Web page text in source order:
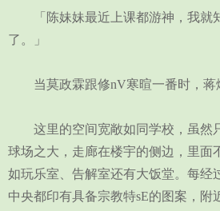
「陈妹妹最近上课都游神，我就
了。」
当莫政霖跟修nV寒暄一番时，蒋
这里的空间宽敞如同学校，虽然
球场之大，走廊在楼宇的侧边，里面
如玩乐室、告解室还有大饭堂。每经
中央都印有具备宗教特sE的图案，附